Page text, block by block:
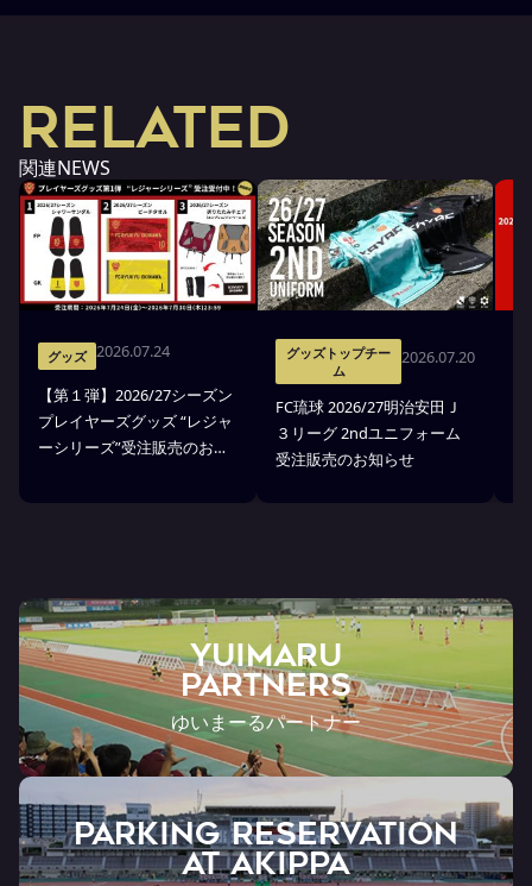
RELATED
関連NEWS
グッズ 2026.07.24
【第１弾】2026/27シーズン
プレイヤーズグッズ “レジャ
ーシリーズ”受注販売のお知
グッズトップチー
ム
2026.07.20
FC琉球 2026/27明治安田Ｊ
３リーグ 2ndユニフォーム
受注販売のお知らせ
YUIMARU
Partners
ゆいまーるパートナー
PARKING RESERVATION
AT Akippa